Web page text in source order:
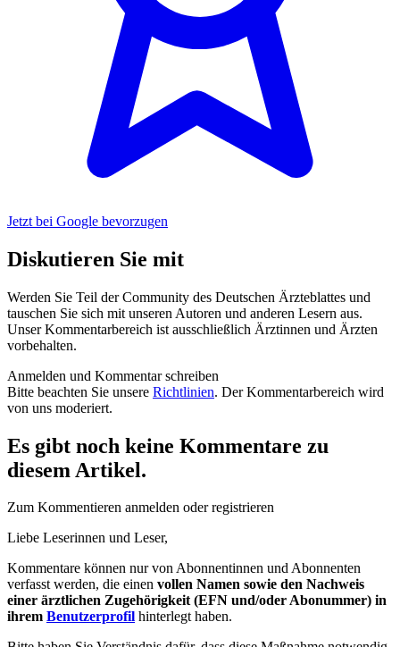
Jetzt bei Google bevorzugen
Diskutieren Sie mit
Werden Sie Teil der Community des Deutschen Ärzteblattes und
tauschen Sie sich mit unseren Autoren und anderen Lesern aus.
Unser Kommentarbereich ist ausschließlich Ärztinnen und Ärzten
vorbehalten.
Anmelden und Kommentar schreiben
Bitte beachten Sie unsere Richtlinien. Der Kommentarbereich wird
von uns moderiert.
Es gibt noch keine Kommentare zu
diesem Artikel.
Zum Kommentieren anmelden oder registrieren
Liebe Leserinnen und Leser,
Kommentare können nur von Abonnentinnen und Abonnenten
verfasst werden, die einen vollen Namen sowie den Nachweis
einer ärztlichen Zugehörigkeit (EFN und/oder Abonummer) in
ihrem Benutzerprofil hinterlegt haben.